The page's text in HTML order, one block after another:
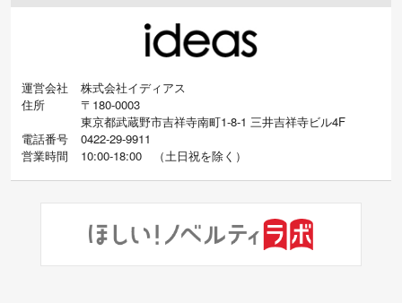
運営会社
株式会社イディアス
住所
〒180-0003
東京都武蔵野市吉祥寺南町1-8-1 三井吉祥寺ビル4F
電話番号
0422-29-9911
営業時間
10:00-18:00 （土日祝を除く）